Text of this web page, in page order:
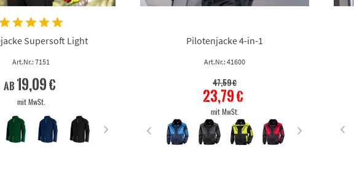
Supersoft Light
Art.Nr.: 7151
ab 19,09 €
mit MwSt.
Pilotenjacke 4-in-1
Art.Nr.: 41600
47,59 €
23,79 €
mit MwSt.